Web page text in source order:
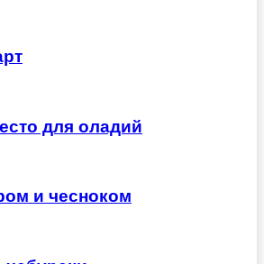
для оладий
и чесноком